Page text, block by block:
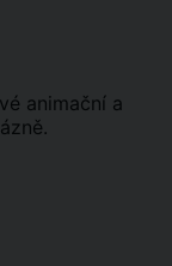
animační a